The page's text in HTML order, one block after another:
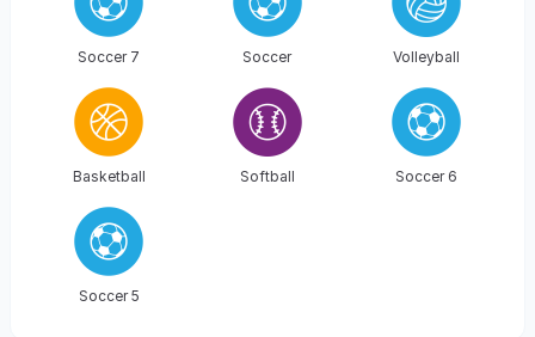
Soccer 7 Soccer Volleyball
Basketball Softball Soccer 6
Soccer 5